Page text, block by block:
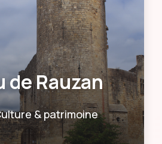
de Rauzan
& patrimoine